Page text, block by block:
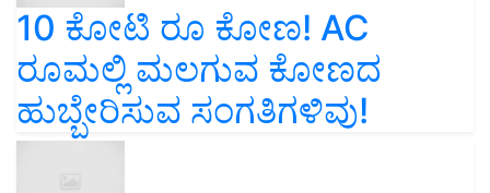
10 ಕೋಟಿ ರೂ ಕೋಣ! AC
ರೂಮಲ್ಲಿ ಮಲಗುವ ಕೋಣದ
ಹುಬ್ಬೇರಿಸುವ ಸಂಗತಿಗಳಿವು!